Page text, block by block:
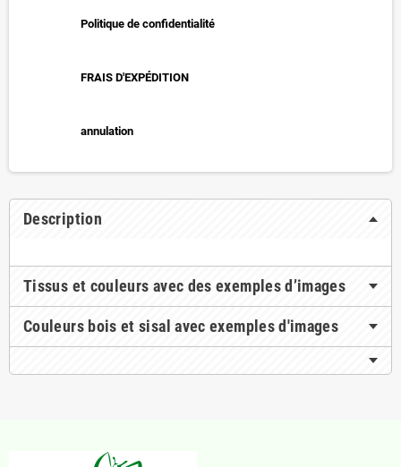
Politique de confidentialité
FRAIS D'EXPÉDITION
annulation
Description
Tissus et couleurs avec des exemples d’images
Couleurs bois et sisal avec exemples d'images